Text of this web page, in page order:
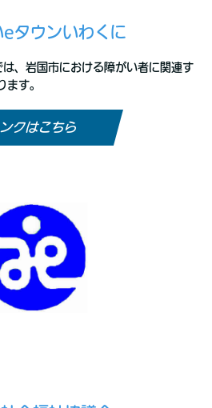
eタウンいわくに
、岩国市における障がい者に関連す
ます。
クはこちら